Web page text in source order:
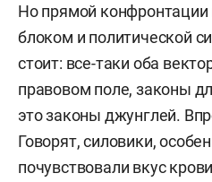
Но прямой
блоком и политической
стоит: все-таки оба
правовом поле, законы
это законы джунглей.
Говорят, силовики,
почувствовали вкус